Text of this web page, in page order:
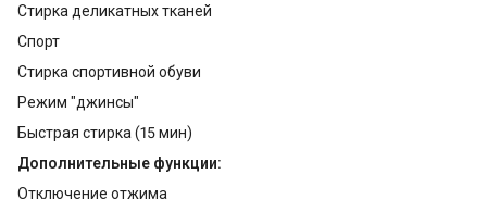
Стирка деликатных тканей
Спорт
Cтирка спортивной обуви
Режим "джинсы"
Быстрая стирка (15 мин)
Дополнительные функции:
Отключение отжима